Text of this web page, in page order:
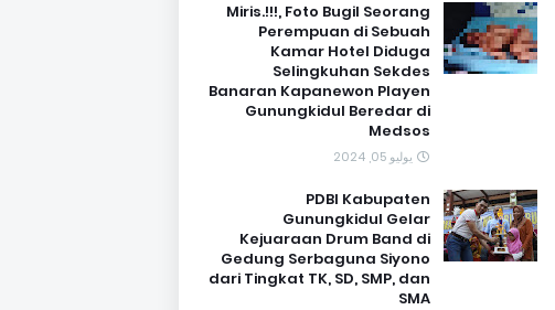
Miris.!!!, Foto Bugil Seorang
Perempuan di Sebuah
Kamar Hotel Diduga
Selingkuhan Sekdes
Banaran Kapanewon Playen
Gunungkidul Beredar di
Medsos
يوليو 05, 2024
PDBI Kabupaten
Gunungkidul Gelar
Kejuaraan Drum Band di
Gedung Serbaguna Siyono
dari Tingkat TK, SD, SMP, dan
SMA